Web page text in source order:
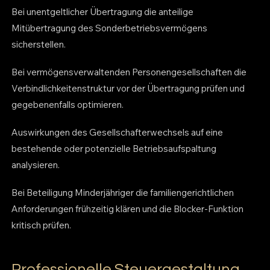
Bei unentgeltlicher Übertragung die anteilige
Mitübertragung des Sonderbetriebsvermögens
sicherstellen.
Bei vermögensverwaltenden Personengesellschaften die
Verbindlichkeitenstruktur vor der Übertragung prüfen und
gegebenenfalls optimieren.
Auswirkungen des Gesellschafterwechsels auf eine
bestehende oder potenzielle Betriebsaufspaltung
analysieren.
Bei Beteiligung Minderjähriger die familiengerichtlichen
Anforderungen frühzeitig klären und die Blocker-Funktion
kritisch prüfen.